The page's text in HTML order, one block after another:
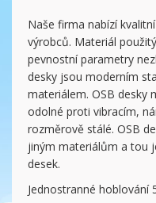
Naše firma nabízí
výrobců. Materiál
pevnostní parametry
desky jsou moderním
materiálem. OSB desky
odolné proti vibracím,
rozměrově stálé. OSB
jiným materiálům a tou
desek.
Jednostranné hoblování